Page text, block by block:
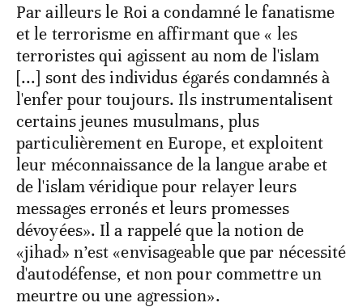
Par ailleurs le Roi a condamné le fanatisme
et le terrorisme en affirmant que « les
terroristes qui agissent au nom de l'islam
[...] sont des individus égarés condamnés à
l'enfer pour toujours. Ils instrumentalisent
certains jeunes musulmans, plus
particulièrement en Europe, et exploitent
leur méconnaissance de la langue arabe et
de l'islam véridique pour relayer leurs
messages erronés et leurs promesses
dévoyées». Il a rappelé que la notion de
«jihad» n’est «envisageable que par nécessité
d'autodéfense, et non pour commettre un
meurtre ou une agression».